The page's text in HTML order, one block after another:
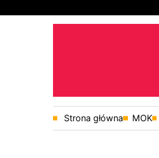
Przejdź do głównej treści
Strona główna MOK